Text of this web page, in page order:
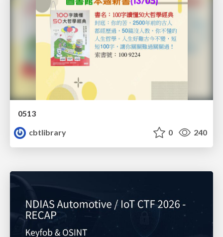
0513
cbtlibrary
0 240